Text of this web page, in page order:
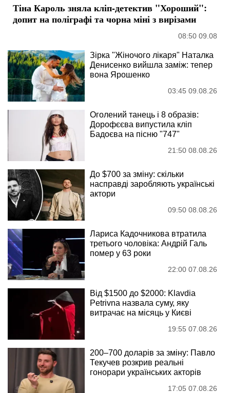
Тіна Кароль зняла кліп-детектив "Хороший":
допит на поліграфі та чорна міні з вирізами
08:50 09.08
Зірка "Жіночого лікаря" Наталка
Денисенко вийшла заміж: тепер
вона Ярошенко
03:45 09.08.26
Оголений танець і 8 образів:
Дорофєєва випустила кліп
Бадоєва на пісню "747"
21:50 08.08.26
До $700 за зміну: скільки
насправді заробляють українські
актори
09:50 08.08.26
Лариса Кадочникова втратила
третього чоловіка: Андрій Галь
помер у 63 роки
22:00 07.08.26
Від $1500 до $2000: Klavdia
Petrivna назвала суму, яку
витрачає на місяць у Києві
19:55 07.08.26
200–700 доларів за зміну: Павло
Текучев розкрив реальні
гонорари українських акторів
17:05 07.08.26